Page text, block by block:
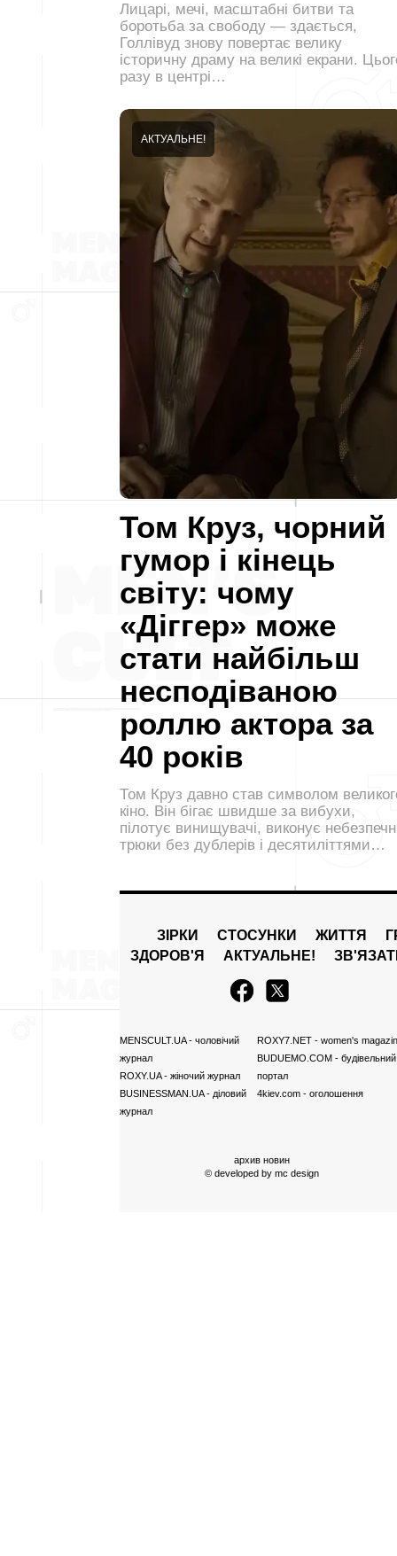
Лицарі, мечі, масштабні битви та
боротьба за свободу — здається,
Голлівуд знову повертає велику
історичну драму на великі екрани.
разу в центрі…
Том Круз, чорний
гумор і кінець
світу: чому
«Діггер» може
стати найбільш
несподіваною
роллю актора за
40 років
АКТУАЛЬНЕ!
Том Круз давно став символом
кіно. Він бігає швидше за вибухи,
пілотує винищувачі, виконує
трюки без дублерів і десятиліттями…
ЗІРКИ СТОСУНКИ ЖИТТЯ
ЗДОРОВ'Я
АКТУАЛЬНЕ!
MENSCULT.UA- чоловічий
журнал
ROXY.UA- жіночий журнал
BUSINESSMAN.UA- діловий
журнал
ROXY7.NET- women's
BUDUEMO.COM- будівельний
портал
4kiev.com- оголошення
архив новин
© developed by mc design